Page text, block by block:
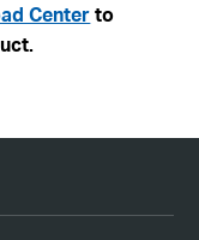
Centerto